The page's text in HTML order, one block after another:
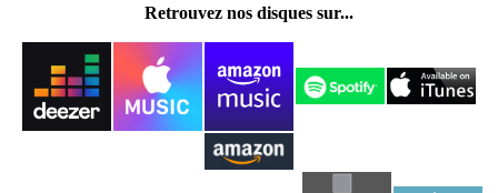
Retrouvez nos disques sur...